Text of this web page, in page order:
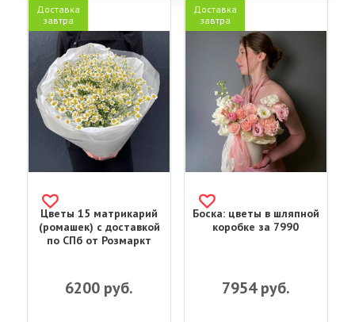
Доставка
завтра
Цветы 15 матрикарий
(ромашек) с доставкой
по СПб от Розмаркт
6200 руб.
Доставка
завтра
Боска: цветы в шляпной
коробке за 7990
7954руб.